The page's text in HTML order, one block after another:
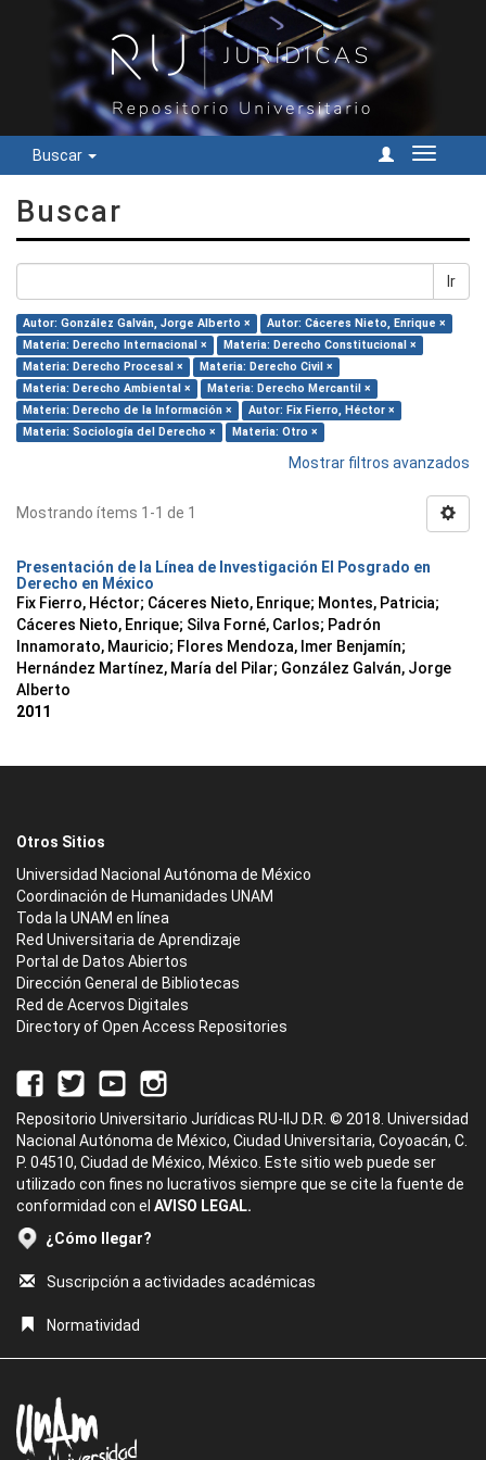
Buscar
Cambiar
Buscar
Ir
Autor: González Galván, Jorge Alberto ×
Autor: Cáceres Nieto, Enrique ×
Materia: Derecho Internacional ×
Materia: Derecho Constitucional ×
Materia: Derecho Procesal ×
Materia: Derecho Civil ×
Materia: Derecho Ambiental ×
Materia: Derecho Mercantil ×
Materia: Derecho de la Información ×
Autor: Fix Fierro, Héctor ×
Materia: Sociología del Derecho ×
Materia: Otro ×
Mostrar filtros avanzados
Mostrando ítems 1-1 de 1
Presentación de la Línea de Investigación El Posgrado en
Derecho en México
Fix Fierro, Héctor; Cáceres Nieto, Enrique; Montes, Patricia;
Cáceres Nieto, Enrique; Silva Forné, Carlos; Padrón
Innamorato, Mauricio; Flores Mendoza, Imer Benjamín;
Hernández Martínez, María del Pilar; González Galván, Jorge
Alberto
2011
Otros Sitios
Universidad Nacional Autónoma de México
Coordinación de Humanidades UNAM
Toda la UNAM en línea
Red Universitaria de Aprendizaje
Portal de Datos Abiertos
Dirección General de Bibliotecas
Red de Acervos Digitales
Directory of Open Access Repositories
Repositorio Universitario Jurídicas RU-IIJ D.R. © 2018. Universidad
Nacional Autónoma de México, Ciudad Universitaria, Coyoacán, C.
P. 04510, Ciudad de México, México. Este sitio web puede ser
utilizado con fines no lucrativos siempre que se cite la fuente de
conformidad con el AVISO LEGAL.
¿Cómo llegar?
Suscripción a actividades académicas
Normatividad